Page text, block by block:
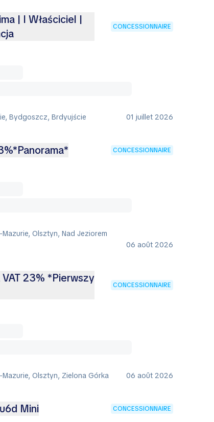
| I Właściciel |
CONCESSIONNAIRE
Bydgoszcz, Brdyujście
01 juillet 2026
CONCESSIONNAIRE
Olsztyn, Nad Jeziorem
06 août 2026
23% *Pierwszy
CONCESSIONNAIRE
Olsztyn, Zielona Górka
06 août 2026
Mini CONCESSIONNAIRE